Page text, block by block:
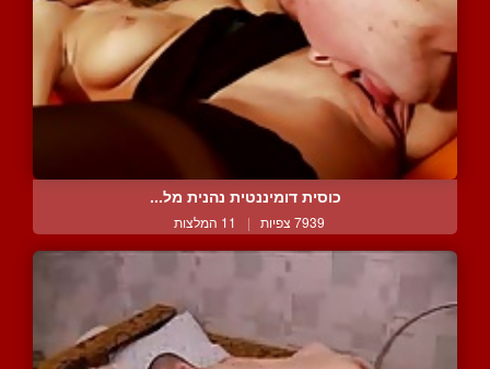
כוסית דומיננטית נהנית מל...
7939 צפיות | 11 המלצות